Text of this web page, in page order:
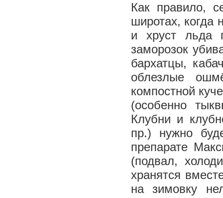
Как правило,
широтах, когда
и хруст льда
заморозок
бархатцы,
облезлые
компостной
(особенно
Клубни и
пр.) нужно
препарате
(подвал,
хранятся
на зимовку